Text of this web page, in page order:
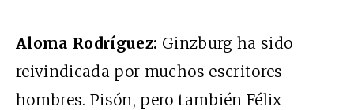
Aloma Rodríguez: Ginzburg ha sido
reivindicada por muchos escritores
hombres. Pisón, pero también Félix